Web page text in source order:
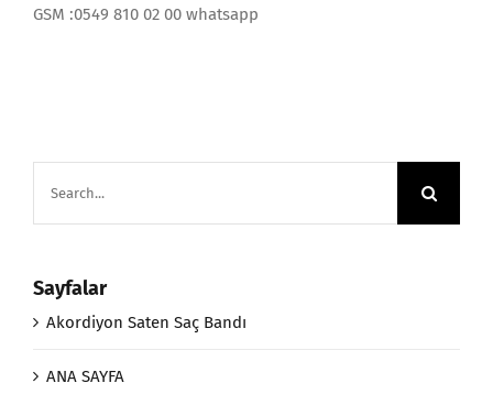
GSM :0549 810 02 00 whatsapp
Sayfalar
Akordiyon Saten Saç Bandı
ANA SAYFA